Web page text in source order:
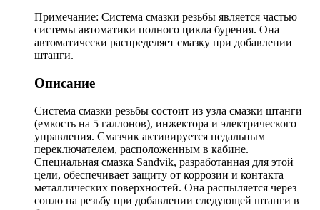
Примечание: Система смазки резьбы является частью
системы автоматики полного цикла бурения. Она
автоматически распределяет смазку при добавлении
штанги.
Описание
Система смазки резьбы состоит из узла смазки штанги
(емкость на 5 галлонов), инжектора и электрического
управления. Смазчик активируется педальным
переключателем, расположенным в кабине.
Специальная смазка Sandvik, разработанная для этой
цели, обеспечивает защиту от коррозии и контакта
металлических поверхностей. Она распыляется через
сопло на резьбу при добавлении следующей штанги в